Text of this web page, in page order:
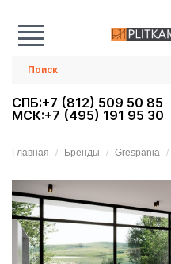
СПБ:+7 (812) 509 50 85
МСК:+7 (495) 191 95 30
Главная Бренды Grespania